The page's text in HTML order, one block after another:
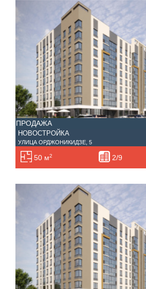
ПРОДАЖА
НОВОСТРОЙКА
УЛИЦА ОРДЖОНИКИДЗЕ, 5
50 м2 2/9